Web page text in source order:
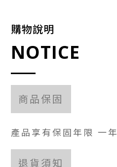
購物說明
NOTICE
商品保固
產品享有保固年限 一年
退貨須知